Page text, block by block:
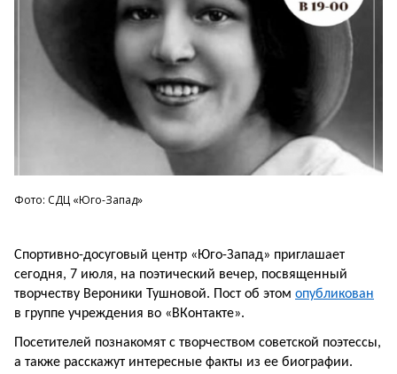
Фото: СДЦ «Юго-Запад»
Спортивно-досуговый центр «Юго-Запад» приглашает
сегодня, 7 июля, на поэтический вечер, посвященный
творчеству Вероники Тушновой. Пост об этом опубликован
в группе учреждения во «ВКонтакте».
Посетителей познакомят с творчеством советской поэтессы,
а также расскажут интересные факты из ее биографии.